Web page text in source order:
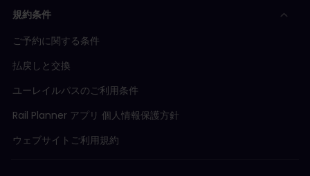
規約条件
ご予約に関する条件
払戻しと交換
ユーレイルパスのご利用条件
Rail Planner アプリ 個人情報保護方針
ウェブサイトご利用規約